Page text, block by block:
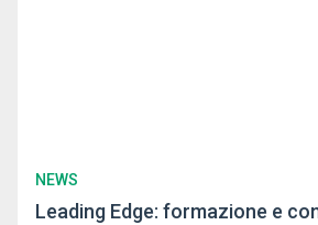
NEWS
Leading Edge: formazione e